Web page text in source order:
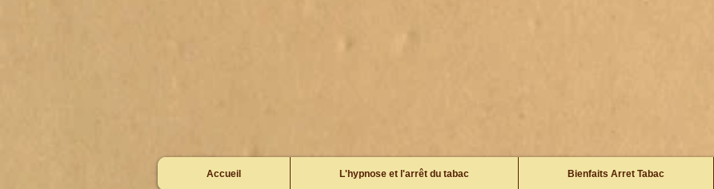
Accueil L'hypnose et l'arrêt du tabac Bienfaits Arret Tabac